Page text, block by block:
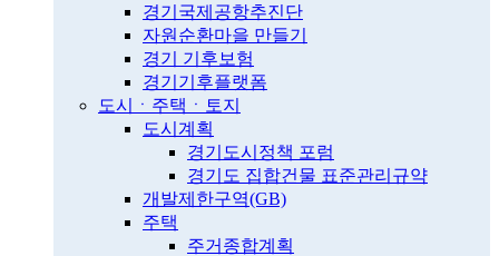
경기국제공항추진단
자원순환마을 만들기
경기 기후보험
경기기후플랫폼
도시ㆍ주택ㆍ토지
도시계획
경기도시정책 포럼
경기도 집합건물 표준관리규약
개발제한구역(GB)
주택
주거종합계획